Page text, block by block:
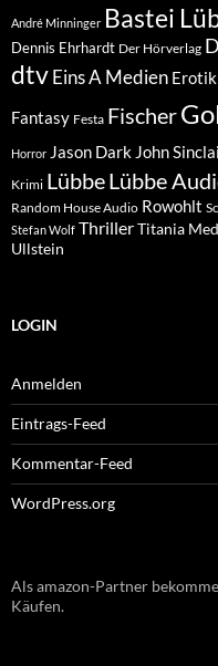
André Minninger Bastei
Dennis Ehrhardt Der Hörverlag
dtvEins A Medien Erotik
Fantasy Festa Fischer
Horror Jason Dark John
Krimi LübbeLübbe
Random House Audio Rowohlt
Stefan Wolf ThrillerTitania
Ullstein
LOGIN
Anmelden
Eintrags-Feed
Kommentar-Feed
WordPress.org
Als amazon-Partner
Käufen.